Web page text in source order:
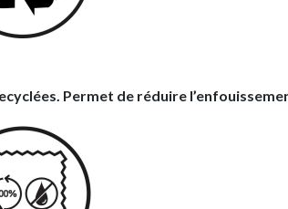
Permet de réduire